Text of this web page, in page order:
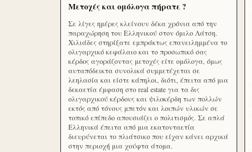
Μετοχές και ομόλογα πήρατε ?
Σε λίγες ημέρες κλείνουν δέκα χρόνια από την
παραχώρηση του Ελληνικού στον όμιλο Λάτση.
Χιλιάδες στηρίξατε εμπράκτως επανειλημμένα το
ολιγαρχικό κεφάλαιο και το προσωπικό σας
κέρδος αγοράζοντας μετοχές είτε ομόλογα, όμως
αυταπόδεικτα συνολικά συμμετέχεται σε
λεηλασία και είστε κάπηλοι, διότι, έπειτα από μια
δεκαετία έμφαση στο real estate για τα δις
ολιγαρχικού κέρδους και ψιλοκέρδη των πολλών
εκτός από τόνους μπετόν και λοιπών υλικών σε
τοπικό επίπεδο απουσιάζει ο πολιτισμός. Σε απλά
Ελληνικά έπειτα από μια εκατονταετία
διευρύνεται το πλιάτσικο που είχαν κάνει αρχικά
στην περιοχή μια χούφτα άτομα.